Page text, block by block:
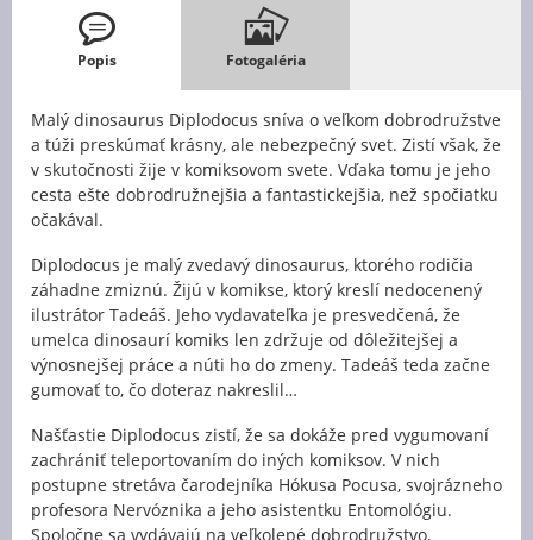
Popis Fotogaléria
Malý dinosaurus Diplodocus sníva o veľkom dobrodružstve
a túži preskúmať krásny, ale nebezpečný svet. Zistí však, že
v skutočnosti žije v komiksovom svete. Vďaka tomu je jeho
cesta ešte dobrodružnejšia a fantastickejšia, než spočiatku
očakával.
Diplodocus je malý zvedavý dinosaurus, ktorého rodičia
záhadne zmiznú. Žijú v komikse, ktorý kreslí nedocenený
ilustrátor Tadeáš. Jeho vydavateľka je presvedčená, že
umelca dinosaurí komiks len zdržuje od dôležitejšej a
výnosnejšej práce a núti ho do zmeny. Tadeáš teda začne
gumovať to, čo doteraz nakreslil…
Našťastie Diplodocus zistí, že sa dokáže pred vygumovaní
zachrániť teleportovaním do iných komiksov. V nich
postupne stretáva čarodejníka Hókusa Pocusa, svojrázneho
profesora Nervóznika a jeho asistentku Entomológiu.
Spoločne sa vydávajú na veľkolepé dobrodružstvo,